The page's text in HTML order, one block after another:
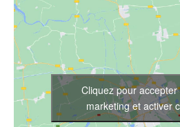
Cliquez pour
marketing et activer